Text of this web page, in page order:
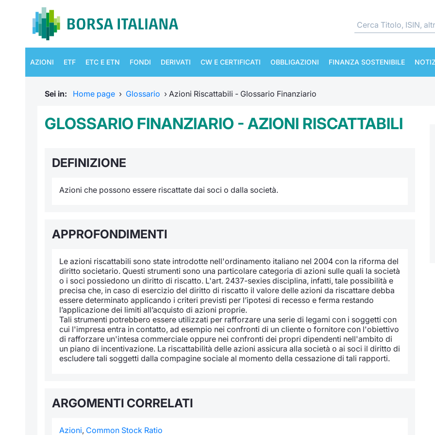
AZIONI ETF ETC E ETN FONDI DERIVATI CW E CERTIFICATI OBBLIGAZIONI FINANZA SOSTENIBILE
Sei in: Home page › Glossario › Azioni Riscattabili - Glossario Finanziario
GLOSSARIO FINANZIARIO - AZIONI RISCATTABILI
DEFINIZIONE
Azioni che possono essere riscattate dai soci o dalla società.
APPROFONDIMENTI
Le azioni riscattabili sono state introdotte nell'ordinamento italiano nel 2004 con la riforma del
diritto societario. Questi strumenti sono una particolare categoria di azioni sulle quali la società
o i soci possiedono un diritto di riscatto. L'art. 2437-sexies disciplina, infatti, tale possibilità e
precisa che, in caso di esercizio del diritto di riscatto il valore delle azioni da riscattare debba
essere determinato applicando i criteri previsti per l’ipotesi di recesso e ferma restando
l’applicazione dei limiti all’acquisto di azioni proprie.
Tali strumenti potrebbero essere utilizzati per rafforzare una serie di legami con i soggetti con
cui l'impresa entra in contatto, ad esempio nei confronti di un cliente o fornitore con l'obiettivo
di rafforzare un'intesa commerciale oppure nei confronti dei propri dipendenti nell'ambito di
un piano di incentivazione. La riscattabilità delle azioni assicura alla società o ai soci il diritto di
escludere tali soggetti dalla compagine sociale al momento della cessazione di tali rapporti.
ARGOMENTI CORRELATI
Azioni, Common Stock Ratio